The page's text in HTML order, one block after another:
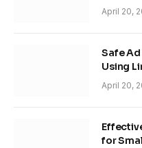
April 20,
Safe
Using
April 20,
for